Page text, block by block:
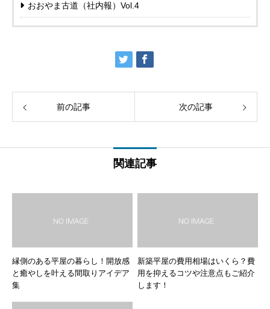
おおやま古道（社内報）Vol.4
前の記事 次の記事
関連記事
縁側のある平屋の暮らし！開放感
と癒やしを叶える間取りアイデア
集
新築平屋の費用相場はいくら？費
用を抑えるコツや注意点もご紹介
します！